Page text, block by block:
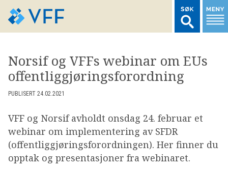
LOGG INN MEDLEMSNETT
MARKEDSSTATISTIKK
FONDSDATA
Norsif og VFFs webinar om EUs
offentliggjøringsforordning
PUBLISERT 24.02.2021
VFF og Norsif avholdt onsdag 24. februar et
webinar om implementering av SFDR
(offentliggjøringsforordningen). Her finner du
opptak og presentasjoner fra webinaret.